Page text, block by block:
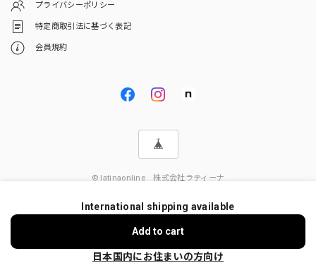
プライバシーポリシー
特定商取引法に基づく表記
会員規約
© latinaonline 株式会社ラティーナ
International shipping available
Add to cart
日本国内にお住まいの方向け